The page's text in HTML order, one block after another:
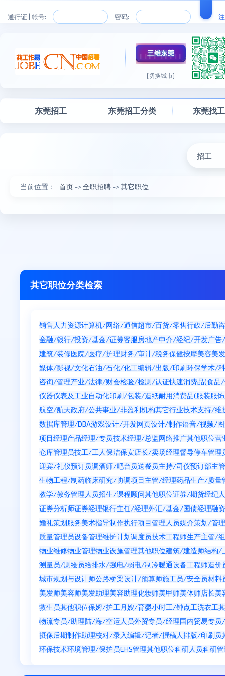
通行证 | 帐号: 密码:
三维东莞
[切换城市]
东莞招工 东莞招工分类 东莞找
招工
当前位置： 首页 ->全职招聘 ->其它职位
其它职位分类检索
销售 人力资源计算机/网络/通信超市/百货/零售行政/后勤
金融/银行/投资/基金/证券客服房地产中介/经纪/开发广告
建筑/装修医院/医疗/护理财务/审计/税务保健按摩美容美发
媒体/影视/文化石油/石化/化工编辑/出版/印刷环保学术/
咨询/管理产业/法律/财会检验/检测/认证快速消费品(食
仪器仪表及工业自动化印刷/包装/造纸耐用消费品(服装服
航空/航天政府/公共事业/非盈利机构其它行业技术支持/维
数据库管理/DBA游戏设计/开发网页设计/制作语音/视频/
项目经理产品经理/专员技术经理/总监网络推广其他职位营
仓库管理员技工/工人保洁保安店长/卖场经理督导停车管理
迎宾/礼仪预订员调酒师/吧台员送餐员主持/司仪预订部主管
生物工程/制药临床研究/协调项目主管/经理药品生产/质量
教学/教务管理人员招生/课程顾问其他职位证券/期货经纪人
证券分析师证券经理银行主任/经理外汇/基金/国债经理融
婚礼策划服务美术指导制作执行项目管理人员媒介策划/管理
质量管理员设备管理维护计划调度员技术工程师生产主管/
物业维修物业管理物业设施管理其他职位建筑/建造师结构/
测量员/测绘员给排水/强电/弱电/制冷暖通设备工程师造价
城市规划与设计师公路桥梁设计/预算师施工员/安全员材料
美发师美容师美发助理美容助理化妆师美甲师美体师店长美
救生员其他职位保姆/护工 月嫂/育婴小时工/钟点工洗衣工
物流专员/助理陆/海/空运人员外贸专员/经理国内贸易专员
摄像后期制作助理校对/录入编辑/记者/撰稿人排版/印刷员
环保技术环境管理/保护员EHS管理其他职位科研人员科研